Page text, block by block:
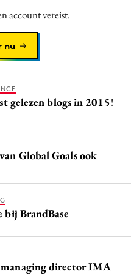
account vereist.
nu
gelezen blogs in 2015!
Global Goals ook
BrandBase
director IMA